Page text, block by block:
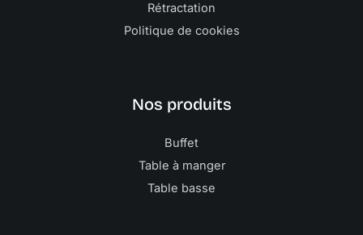
Rétractation
Politique de cookies
Nos produits
Buffet
Table à manger
Table basse